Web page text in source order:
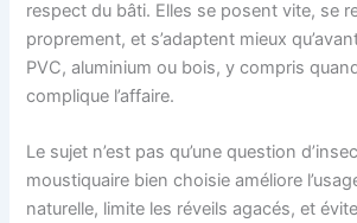
respect du bâti. Elles se posent vite, se
proprement, et s’adaptent mieux
PVC, aluminium ou bois, y compris
complique l’affaire.
Le sujet n’est pas qu’une question
moustiquaire bien choisie améliore
naturelle, limite les réveils agacés, et